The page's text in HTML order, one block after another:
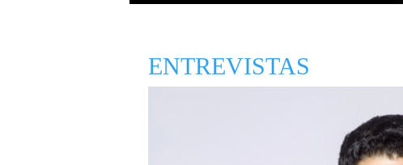
ENTREVISTAS